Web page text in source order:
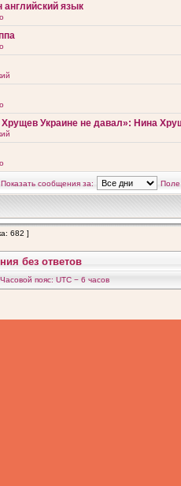
английский язык
Украине не давал»: Нина
Показать сообщения за: Поле
682 ]
без ответов
пояс: UTC − 6 часов